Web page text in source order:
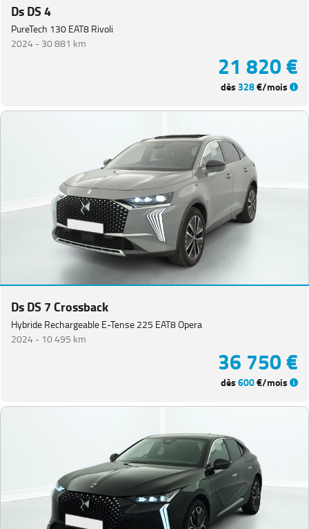
Ds DS 4
PureTech 130 EAT8 Rivoli
2024 -30 881 km
21 820 €
dès328€/mois
Ds DS 7 Crossback
Hybride Rechargeable E-Tense 225 EAT8 Opera
2024 - 10 495 km
36 750 €
dès600€/mois